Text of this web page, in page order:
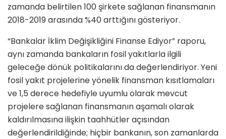
zamanda belirtilen 100 şirkete sağlanan finansmanın
2018-2019 arasında %40 arttığını gösteriyor.
“Bankalar İklim Değişikliğini Finanse Ediyor” raporu,
aynı zamanda bankaların fosil yakıtlarla ilgili
geleceğe dönük politikalarını da değerlendiriyor. Yeni
fosil yakıt projelerine yönelik finansman kısıtlamaları
ve 1,5 derece hedefiyle uyumlu olarak mevcut
projelere sağlanan finansmanın aşamalı olarak
kaldırılmasına ilişkin taahhütler açısından
değerlendirildiğinde; hiçbir bankanın, son zamanlarda